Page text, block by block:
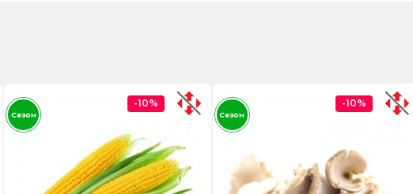
-10%
Сезон
-10%
Сезон